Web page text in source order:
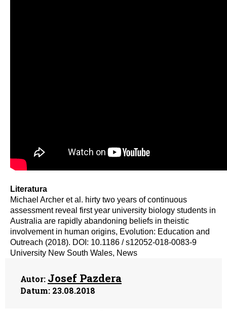
Literatura
Michael Archer et al. hirty two years of continuous
assessment reveal first year university biology students in
Australia are rapidly abandoning beliefs in theistic
involvement in human origins, Evolution: Education and
Outreach (2018). DOI: 10.1186 / s12052-018-0083-9
University New South Wales, News
Autor: Josef Pazdera
Datum: 23.08.2018